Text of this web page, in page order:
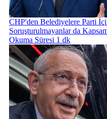
CHP'den Belediyelere Parti
Soruşturulmayanlar da
Okuma Süresi 1 dk